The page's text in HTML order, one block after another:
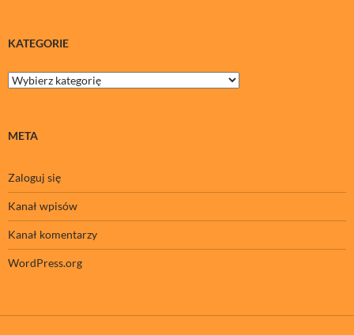
KATEGORIE
Kategorie
META
Zaloguj się
Kanał wpisów
Kanał komentarzy
WordPress.org